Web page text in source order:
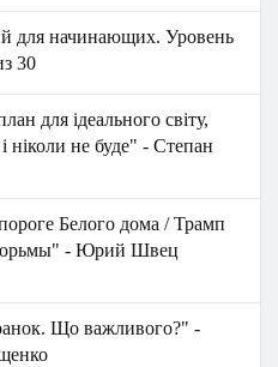
для начинающих. Уровень
30
для ідеального світу,
ніколи не буде" - Степан
Белого дома / Трамп
- Юрий Швец
Що важливого?" -